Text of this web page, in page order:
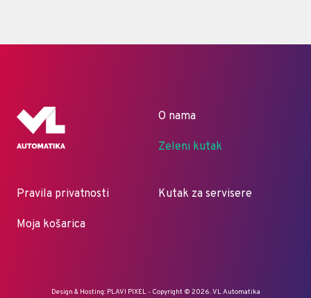
O nama
Zeleni kutak
Pravila privatnosti
Moja košarica
Kutak za servisere
Design & Hosting: PLAVI PIXEL- Copyright © 2026. VL Automatika